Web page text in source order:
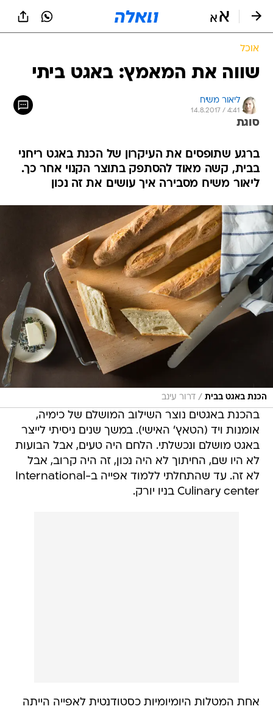
אוכל
שווה את המאמץ: באגט ביתי
ליאור משיח
14.8.2017 / 4:41
סוגת
ברגע שתופסים את העיקרון של הכנת באגט ריחני
בבית, קשה מאוד להסתפק בתוצר הקנוי אחר כך.
ליאור משיח מסבירה איך עושים את זה נכון
הכנת באגט בבית / דרור עינב
בהכנת באגטים נוצר השילוב המושלם של כימיה,
אומנות ויד (הטאץ' האישי). במשך שנים ניסיתי לייצר
באגט מושלם ונכשלתי. הלחם היה טעים, אבל הבועות
לא היו שם, החיתוך לא היה נכון, זה היה קרוב, אבל
לא זה. עד שהתחלתי ללמוד אפייה ב-International
Culinary center בניו יורק.
אחת המטלות היומיומיות כסטודנטית לאפייה הייתה